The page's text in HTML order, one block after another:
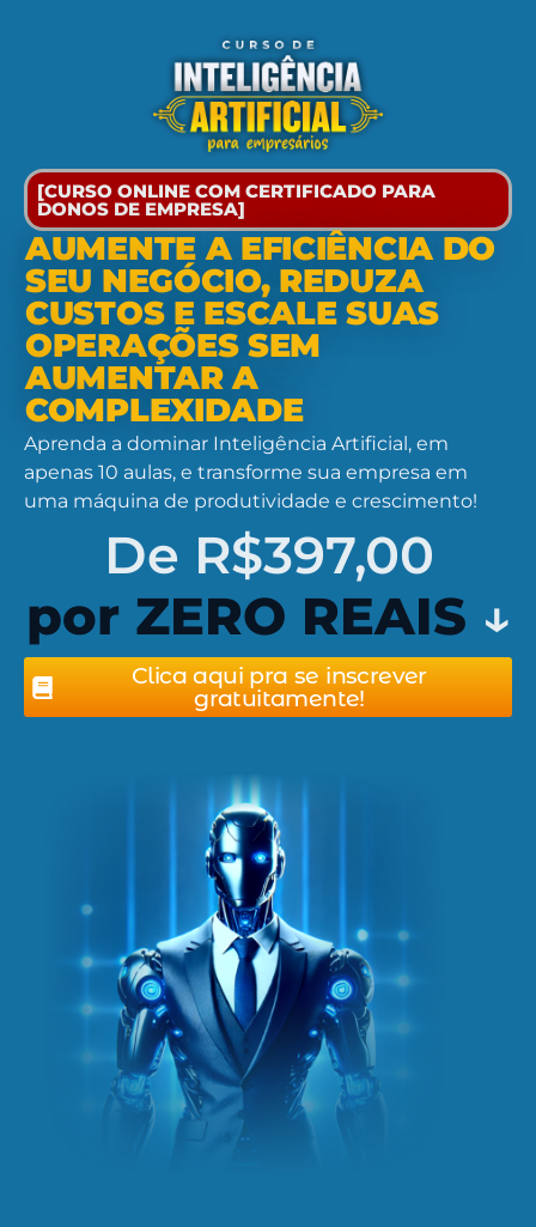
[CURSO ONLINE COM CERTIFICADO PARA
DONOS DE EMPRESA]
AUMENTE A EFICIÊNCIA DO
SEU NEGÓCIO, REDUZA
CUSTOS E ESCALE SUAS
OPERAÇÕES SEM
AUMENTAR A
COMPLEXIDADE
Aprenda a dominar Inteligência Artificial, em
apenas 10 aulas, e transforme sua empresa em
uma máquina de produtividade e crescimento!
De R$397,00
por ZERO REAIS ↓
Clica aqui pra se inscrever
gratuitamente!